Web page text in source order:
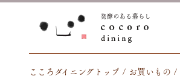
こころダイニングトップ お買いもの